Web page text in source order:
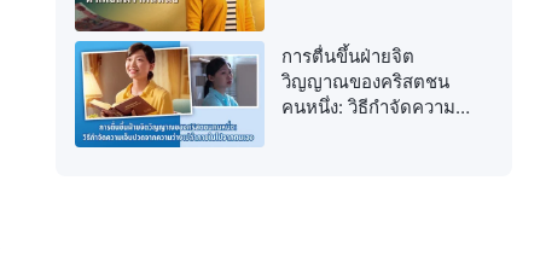
การตื่นขึ้นฝ่ายจิต
วิญญาณของคริสตชน
คนหนึ่ง: วิธีกำจัดความ